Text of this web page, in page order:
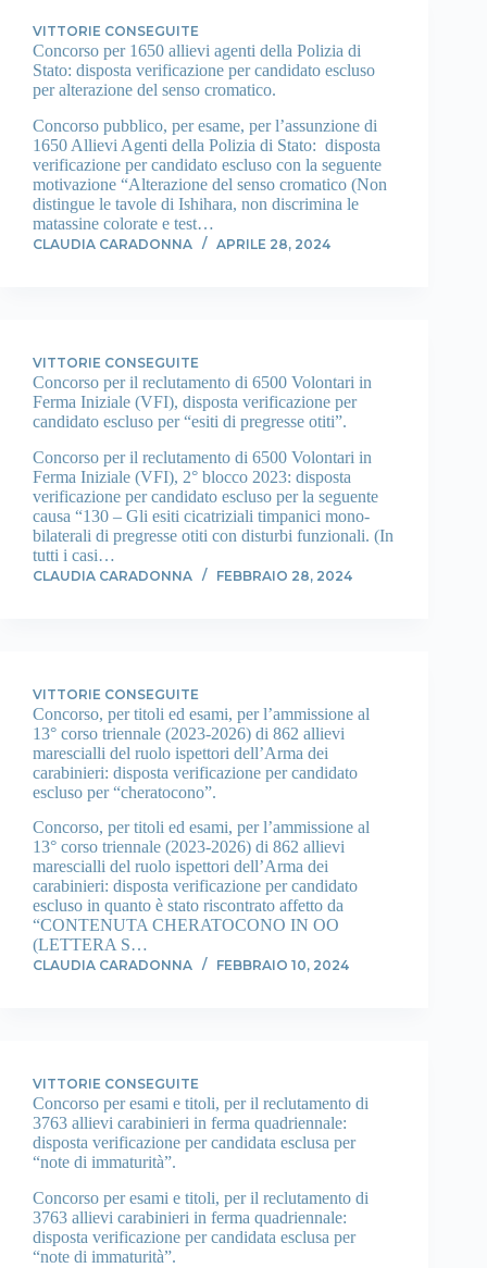
VITTORIE CONSEGUITE
Concorso per 1650 allievi agenti della Polizia di
Stato: disposta verificazione per candidato escluso
per alterazione del senso cromatico.
Concorso pubblico, per esame, per l’assunzione di
1650 Allievi Agenti della Polizia di Stato: disposta
verificazione per candidato escluso con la seguente
motivazione “Alterazione del senso cromatico (Non
distingue le tavole di Ishihara, non discrimina le
matassine colorate e test…
CLAUDIA CARADONNA APRILE 28, 2024
VITTORIE CONSEGUITE
Concorso per il reclutamento di 6500 Volontari in
Ferma Iniziale (VFI), disposta verificazione per
candidato escluso per “esiti di pregresse otiti”.
Concorso per il reclutamento di 6500 Volontari in
Ferma Iniziale (VFI), 2° blocco 2023: disposta
verificazione per candidato escluso per la seguente
causa “130 – Gli esiti cicatriziali timpanici mono-
bilaterali di pregresse otiti con disturbi funzionali. (In
tutti i casi…
CLAUDIA CARADONNA FEBBRAIO 28, 2024
VITTORIE CONSEGUITE
Concorso, per titoli ed esami, per l’ammissione al
13° corso triennale (2023-2026) di 862 allievi
marescialli del ruolo ispettori dell’Arma dei
carabinieri: disposta verificazione per candidato
escluso per “cheratocono”.
Concorso, per titoli ed esami, per l’ammissione al
13° corso triennale (2023-2026) di 862 allievi
marescialli del ruolo ispettori dell’Arma dei
carabinieri: disposta verificazione per candidato
escluso in quanto è stato riscontrato affetto da
“CONTENUTA CHERATOCONO IN OO
(LETTERA S…
CLAUDIA CARADONNA FEBBRAIO 10, 2024
VITTORIE CONSEGUITE
Concorso per esami e titoli, per il reclutamento di
3763 allievi carabinieri in ferma quadriennale:
disposta verificazione per candidata esclusa per
“note di immaturità”.
Concorso per esami e titoli, per il reclutamento di
3763 allievi carabinieri in ferma quadriennale:
disposta verificazione per candidata esclusa per
“note di immaturità”.